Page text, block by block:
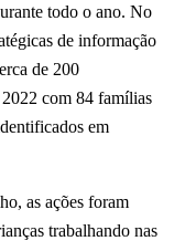
todo o ano. No
de informação
de 200
com 84 famílias
em
as ações foram
trabalhando nas